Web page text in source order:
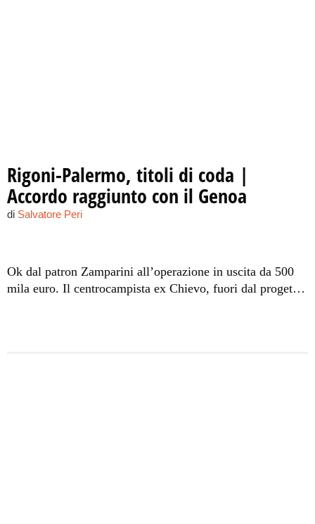
Rigoni-Palermo, titoli di coda |
Accordo raggiunto con il Genoa
di Salvatore Peri
Ok dal patron Zamparini all’operazione in uscita da 500
mila euro. Il centrocampista ex Chievo, fuori dal progetto